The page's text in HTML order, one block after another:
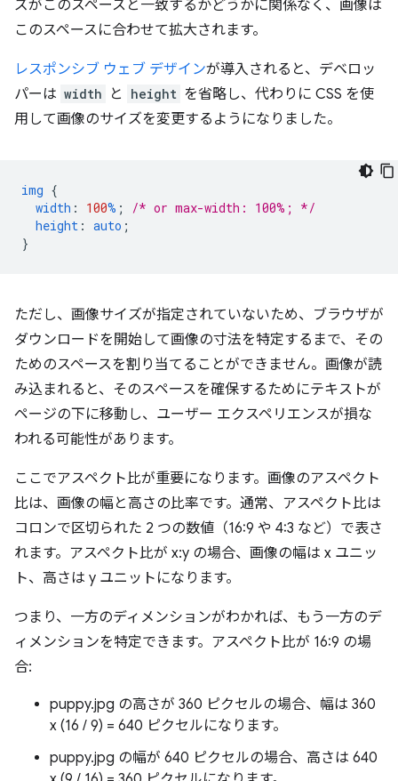
ズがこのスペースと一致するかどうかに関係なく、画像は
このスペースに合わせて拡大されます。
レスポンシブ ウェブ デザインが導入されると、デベロッ
パーは width と height を省略し、代わりに CSS を使
用して画像のサイズを変更するようになりました。
img {
width : 100% ;
/* or max-width: 100%; */
height : auto ;
}
ただし、画像サイズが指定されていないため、ブラウザが
ダウンロードを開始して画像の寸法を特定するまで、その
ためのスペースを割り当てることができません。画像が読
み込まれると、そのスペースを確保するためにテキストが
ページの下に移動し、ユーザー エクスペリエンスが損な
われる可能性があります。
ここでアスペクト比が重要になります。画像のアスペクト
比は、画像の幅と高さの比率です。通常、アスペクト比は
コロンで区切られた 2 つの数値（16:9 や 4:3 など）で表さ
れます。アスペクト比が x:y の場合、画像の幅は x ユニッ
ト、高さは y ユニットになります。
つまり、一方のディメンションがわかれば、もう一方のデ
ィメンションを特定できます。アスペクト比が 16:9 の場
合:
puppy.jpg の高さが 360 ピクセルの場合、幅は 360
x (16 / 9) = 640 ピクセルになります。
puppy.jpg の幅が 640 ピクセルの場合、高さは 640